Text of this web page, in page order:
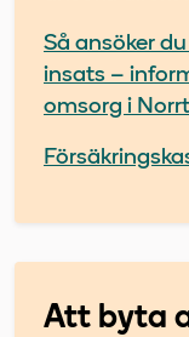
Så ansöker
insats –
omsorg i
Att byta